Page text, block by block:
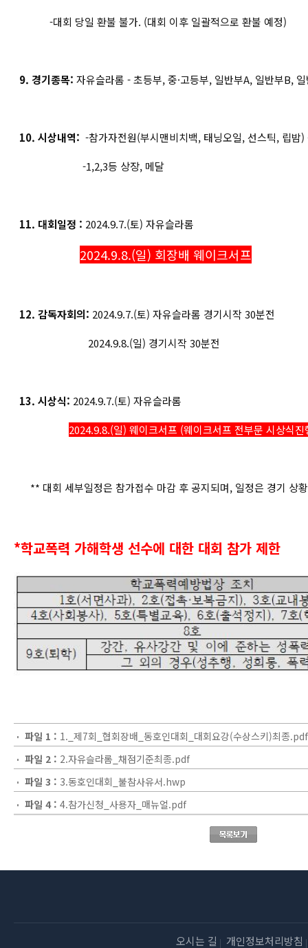
-대회 당일 환불 불가. (대회 이후 일괄적으로 환불 예정)
9. 경기종목: 자유슬라롬 - 초등부, 중·고등부, 일반부A, 일반부B,
10. 시상내역: -참가자전원(부시맨비치백, 태닝오일, 선스틱, 립밤)
-1,2,3등 상장, 메달
11. 대회일정 : 2024.9.7.(토) 자유슬라롬
2024.9.8.(일) 회장배 웨이크서프
12. 감독자회의: 2024.9.7.(토) 자유슬라롬 경기시작 30분전
2024.9.8.(일) 경기시작 30분전
13. 시상식: 2024.9.7.(토) 자유슬라롬
2024.9.8.(일) 웨이크서프 (웨이크서프 전부문 시상식진
** 대회 세부일정은 참가접수 마감 후 공지되며, 일정은 경기 상
*학교폭력 가해학생 선수에 대한 대회 참가 제한
파일 1 : 1._제7회_협회장배_동호인대회_대회요강(수상스키)최종.pdf
파일 2 : 2.자유슬라롬_채점기준최종.pdf
파일 3 : 3.동호인대회_불참사유서.hwp
파일 4 : 4.참가신청_사용자_매뉴얼.pdf
오시는 길 개인정보처리방침